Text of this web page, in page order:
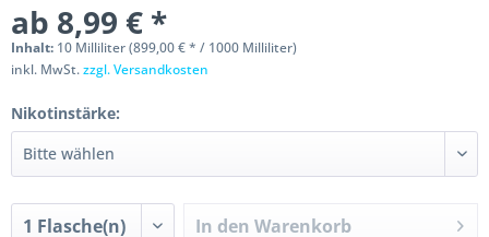
ab 8,99 € *
Inhalt: 10 Milliliter (899,00 € * / 1000 Milliliter)
inkl. MwSt.zzgl. Versandkosten
Nikotinstärke:
In den Warenkorb